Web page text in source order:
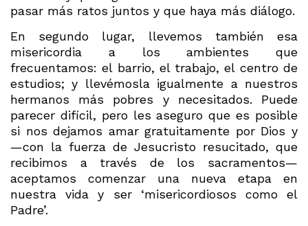
pasar más ratos juntos y que haya más diálogo.
En segundo lugar, llevemos también esa
misericordia a los ambientes que
frecuentamos: el barrio, el trabajo, el centro de
estudios; y llevémosla igualmente a nuestros
hermanos más pobres y necesitados. Puede
parecer difícil, pero les aseguro que es posible
si nos dejamos amar gratuitamente por Dios y
—con la fuerza de Jesucristo resucitado, que
recibimos a través de los sacramentos—
aceptamos comenzar una nueva etapa en
nuestra vida y ser ‘misericordiosos como el
Padre’.